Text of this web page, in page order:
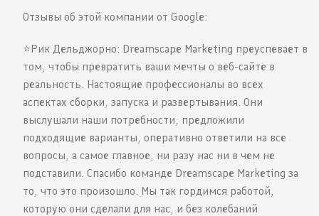
Отзывы об этой компании от Google:
⭐️Рик Дельджорно: Dreamscape Marketing преуспевает в
том, чтобы превратить ваши мечты о веб-сайте в
реальность. Настоящие профессионалы во всех
аспектах сборки, запуска и развертывания. Они
выслушали наши потребности, предложили
подходящие варианты, оперативно ответили на все
вопросы, а самое главное, ни разу нас ни в чем не
подставили. Спасибо команде Dreamscape Marketing за
то, что это произошло. Мы так гордимся работой,
которую они сделали для нас, и без колебаний